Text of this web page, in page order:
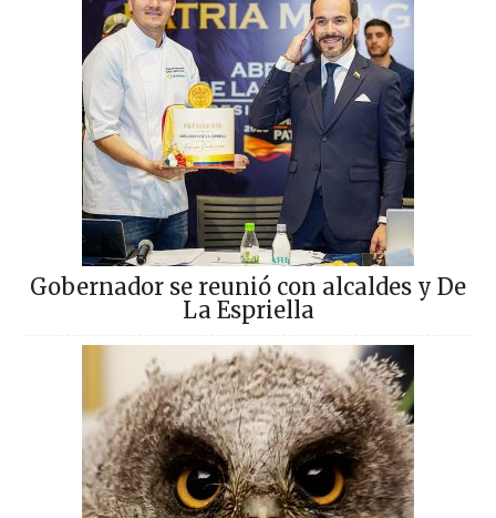
Gobernador se reunió con alcaldes y De
La Espriella